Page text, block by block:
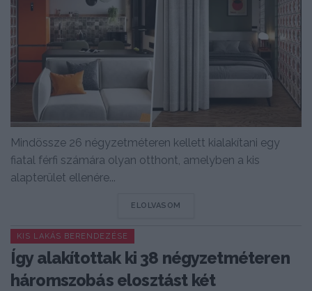
Mindössze 26 négyzetméteren kellett kialakítani egy
fiatal férfi számára olyan otthont, amelyben a kis
alapterület ellenére...
ELOLVASOM
KIS LAKÁS BERENDEZÉSE
Így alakítottak ki 38 négyzetméteren
háromszobás elosztást két